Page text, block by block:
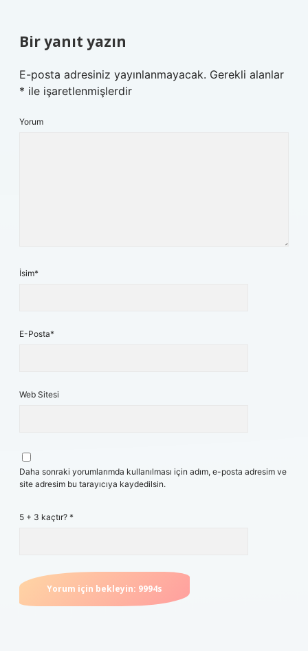
Bir yanıt yazın
E-posta adresiniz yayınlanmayacak. Gerekli alanlar
* ile işaretlenmişlerdir
Yorum
İsim*
E-Posta*
Web Sitesi
Daha sonraki yorumlarımda kullanılması için adım, e-posta adresim ve
site adresim bu tarayıcıya kaydedilsin.
5 + 3 kaçtır? *